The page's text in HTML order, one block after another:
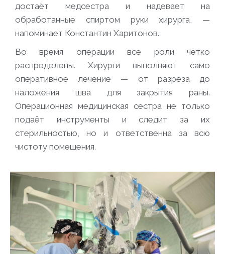
достаёт медсестра и надевает на
обработанные спиртом руки хирурга, —
напоминает Константин Харитонов.
Во время операции все роли чётко
распределены. Хирурги выполняют само
оперативное лечение — от разреза до
наложения шва для закрытия раны.
Операционная медицинская сестра не только
подаёт инструменты и следит за их
стерильностью, но и ответственна за всю
чистоту помещения.